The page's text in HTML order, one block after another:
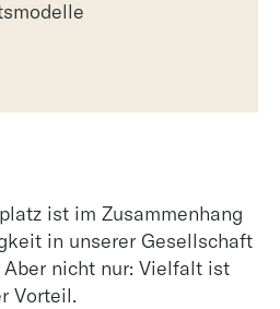
ist im Zusammenhang
in unserer Gesellschaft
nicht nur: Vielfalt ist
Vorteil.